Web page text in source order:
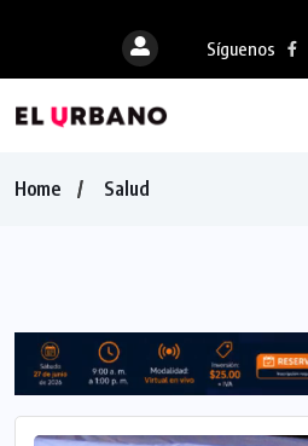
Síguenos
Home Salud